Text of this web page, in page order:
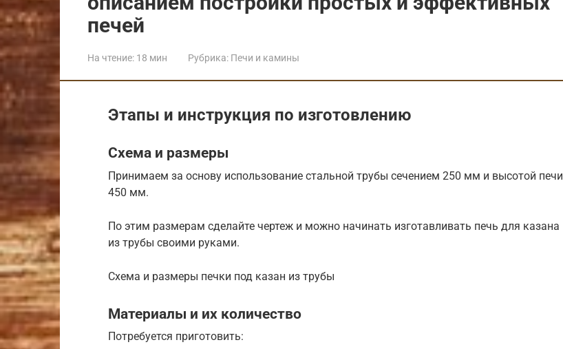
печей
На чтение: 18 мин Рубрика: Печи и камины
Этапы и инструкция по изготовлению
Схема и размеры
Принимаем за основу использование стальной трубы сечением 250 мм и высотой печи
450 мм.
По этим размерам сделайте чертеж и можно начинать изготавливать печь для казана
из трубы своими руками.
Схема и размеры печки под казан из трубы
Материалы и их количество
Потребуется приготовить: